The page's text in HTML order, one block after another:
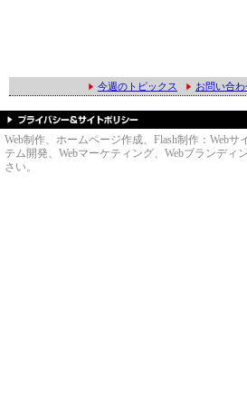
今週のトピックス お問い合
Web制作、ホームページ作成、Flash制作：Web
テム開発、Webマーケティング、Webブランディ
さい。